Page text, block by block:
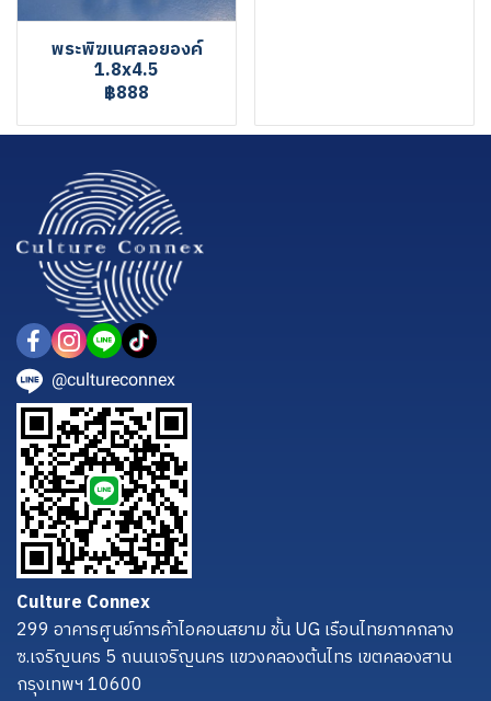
พระพิฆเนศลอยองค์
1.8x4.5
฿888
@cultureconnex
Culture Connex
299 อาคารศูนย์การค้าไอคอนสยาม ชั้น UG เรือนไทยภาคกลาง
ซ.เจริญนคร 5 ถนนเจริญนคร แขวงคลองต้นไทร เขตคลองสาน
กรุงเทพฯ 10600